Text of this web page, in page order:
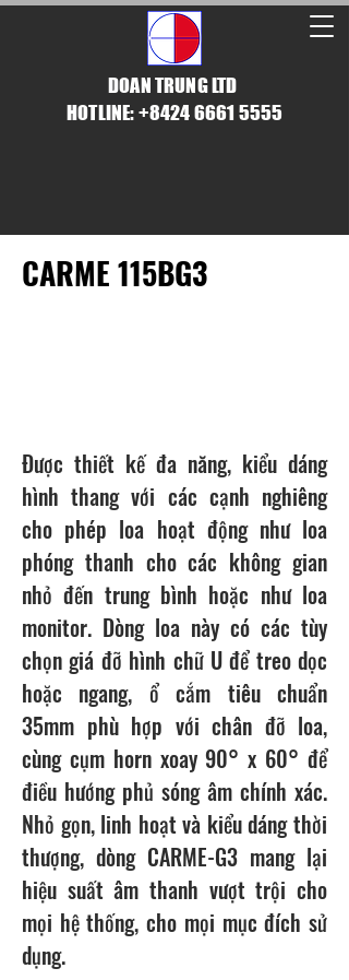
DOAN TRUNG LTD
HOTLINE: +8424 6661 5555
CARME 115BG3
Được thiết kế đa năng, kiểu dáng
hình thang với các cạnh nghiêng
cho phép loa hoạt động như loa
phóng thanh cho các không gian
nhỏ đến trung bình hoặc như loa
monitor. Dòng loa này có các tùy
chọn giá đỡ hình chữ U để treo dọc
hoặc ngang, ổ cắm tiêu chuẩn
35mm phù hợp với chân đỡ loa,
cùng cụm horn xoay 90° x 60° để
điều hướng phủ sóng âm chính xác.
Nhỏ gọn, linh hoạt và kiểu dáng thời
thượng, dòng CARME-G3 mang lại
hiệu suất âm thanh vượt trội cho
mọi hệ thống, cho mọi mục đích sử
dụng.